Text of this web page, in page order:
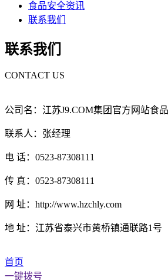
食品安全资讯
联系我们
联系我们
CONTACT US
公司名：江苏J9.COM集团官方网站食
联系人：张经理
电 话：0523-87308111
传 真：0523-87308111
网 址：http://www.hzchly.com
地 址：江苏省泰兴市黄桥镇通联路1号
首页
一键拨号